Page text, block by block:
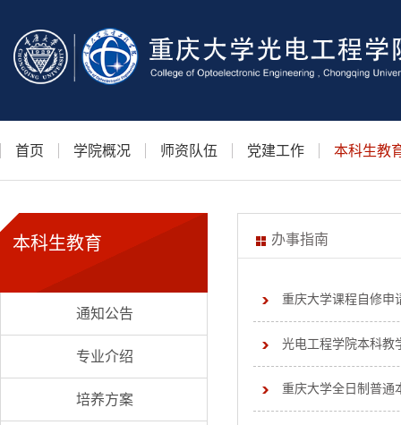
首页 学院概况 师资队伍 党建工作 本科生教
本科生教育
通知公告
专业介绍
培养方案
办事指南
重庆大学课程自修申
光电工程学院本科教
重庆大学全日制普通